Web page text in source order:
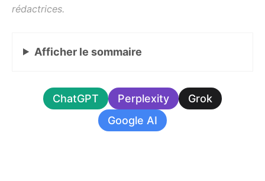
Afficher le sommaire
ChatGPT Perplexity
Grok
Google AI